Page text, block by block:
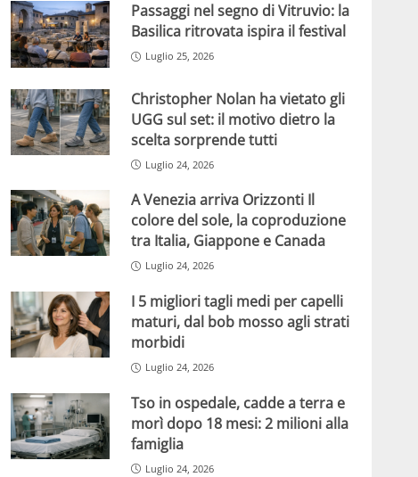
Passaggi nel segno di Vitruvio: la
Basilica ritrovata ispira il festival
Luglio 25, 2026
Christopher Nolan ha vietato gli
UGG sul set: il motivo dietro la
scelta sorprende tutti
Luglio 24, 2026
A Venezia arriva Orizzonti Il
colore del sole, la coproduzione
tra Italia, Giappone e Canada
Luglio 24, 2026
I 5 migliori tagli medi per capelli
maturi, dal bob mosso agli strati
morbidi
Luglio 24, 2026
Tso in ospedale, cadde a terra e
morì dopo 18 mesi: 2 milioni alla
famiglia
Luglio 24, 2026